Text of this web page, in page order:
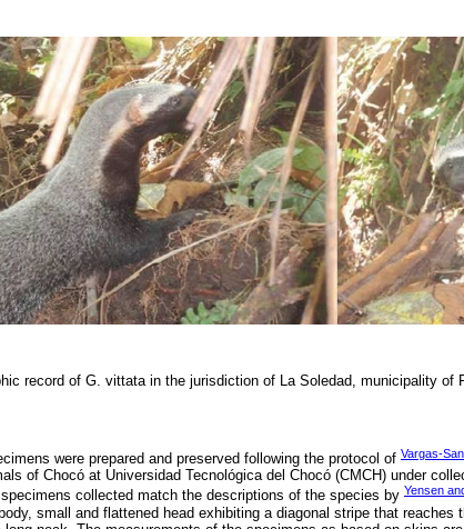
record of G. vittata in the jurisdiction of La Soledad, municipality of
were prepared and preserved following the protocol of Vargas-
of Chocó at Universidad Tecnológica del Chocó (CMCH) under
collected match the descriptions of the species by Yensen
small and flattened head exhibiting a diagonal stripe that reaches